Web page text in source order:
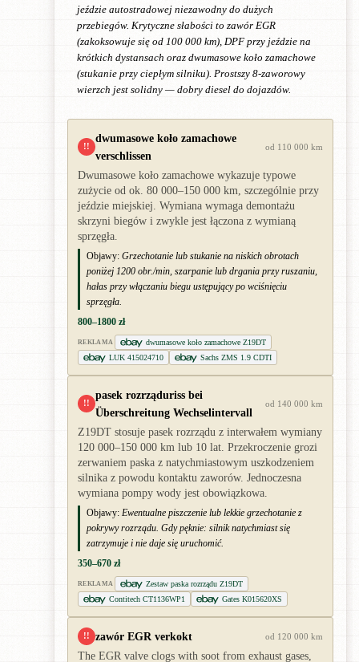
jeździe autostradowej niezawodny do dużych
przebiegów. Krytyczne słabości to zawór EGR
(zakoksowuje się od 100 000 km), DPF przy jeździe na
krótkich dystansach oraz dwumasowe koło zamachowe
(stukanie przy ciepłym silniku). Prostszy 8-zaworowy
wierzch jest solidny — dobry diesel do dojazdów.
!!
dwumasowe koło zamachowe
verschlissen
od 110 000 km
Dwumasowe koło zamachowe wykazuje typowe
zużycie od ok. 80 000–150 000 km, szczególnie przy
jeździe miejskiej. Wymiana wymaga demontażu
skrzyni biegów i zwykle jest łączona z wymianą
sprzęgła.
Objawy: Grzechotanie lub stukanie na niskich obrotach
poniżej 1200 obr./min, szarpanie lub drgania przy ruszaniu,
hałas przy włączaniu biegu ustępujący po wciśnięciu
sprzęgła.
800–1800 zł
REKLAMA
dwumasowe koło zamachowe Z19DT
LUK 415024710
Sachs ZMS 1.9 CDTI
!!
pasek rozrząduriss bei
Überschreitung Wechselintervall
od 140 000 km
Z19DT stosuje pasek rozrządu z interwałem wymiany
120 000–150 000 km lub 10 lat. Przekroczenie grozi
zerwaniem paska z natychmiastowym uszkodzeniem
silnika z powodu kontaktu zaworów. Jednoczesna
wymiana pompy wody jest obowiązkowa.
Objawy: Ewentualne piszczenie lub lekkie grzechotanie z
pokrywy rozrządu. Gdy pęknie: silnik natychmiast się
zatrzymuje i nie daje się uruchomić.
350–670 zł
REKLAMA
Zestaw paska rozrządu Z19DT
Contitech CT1136WP1
Gates K015620XS
!! zawór EGR verkokt od 120 000 km
The EGR valve clogs with soot from exhaust gases,